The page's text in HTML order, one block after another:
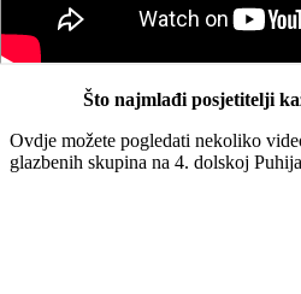
Što najmlađi posjetitelji
Ovdje možete pogledati nekoliko
glazbenih skupina na 4. dolskoj